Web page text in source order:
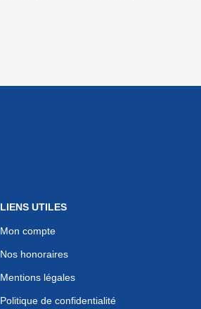
LIENS UTILES
Mon compte
Nos honoraires
Mentions légales
Politique de confidentialité